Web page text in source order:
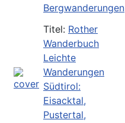
Bergwanderungen
Titel: Rother
Wanderbuch
Leichte
Wanderungen
Südtirol:
Eisacktal,
Pustertal,